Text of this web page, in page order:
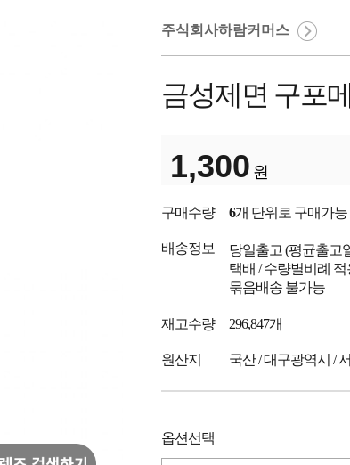
주식회사하람커머스
금성제면 구포
1,300 원
구매수량 6개 단위로 구매가능
배송정보 당일출고 (평균출고
택배 / 수량별비례
묶음배송 불가능
재고수량 296,847개
원산지 국산 / 대구광역시 /
옵션선택